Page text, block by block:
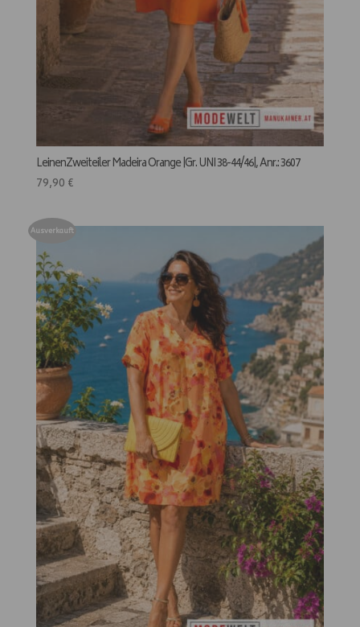
LeinenZweiteiler Madeira Orange |Gr. UNI 38-44/46|, Anr.: 3607
79,90 €
Ausverkauft